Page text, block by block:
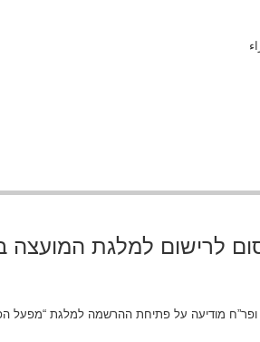
לרישום למלגת המועצה
מודיעה על פתיחת ההרשמה למלגת “מפעל